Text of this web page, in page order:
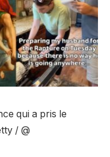
qui a pris le
/ @